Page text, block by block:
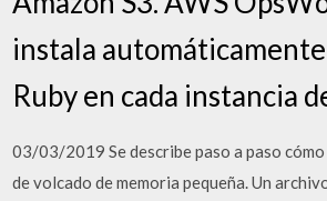
instala
Ruby en cada instancia
03/03/2019 Se describe paso a paso
de volcado de memoria pequeña. Un